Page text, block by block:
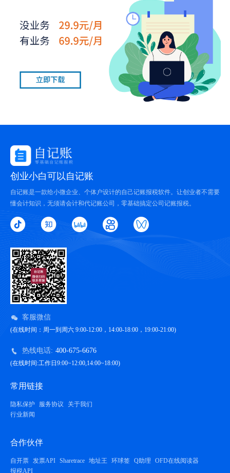
创业小白可以自记账
自记账是一款给小微企业、个体户设计的自己记账报税软件。让创业者不需要
懂会计知识，无须请会计和代记账公司，零基础搞定公司记账报税。
客服微信
(在线时间：周一到周六 9:00-12:00，14:00-18:00，19:00-21:00)
热线电话: 400-675-6676
(在线时间:工作日9:00~12:00,14:00~18:00)
常用链接
隐私保护 服务协议
关于我们
行业新闻
合作伙伴
自开票 发票API Sharetrace 地址王 环球签 Q助理
OFD在线阅读器
报税API